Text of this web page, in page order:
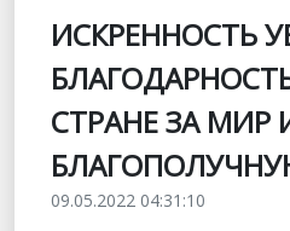
ИСКРЕННОСТЬ
СТРАНЕ ЗА МИР
09.05.2022 04:31:10